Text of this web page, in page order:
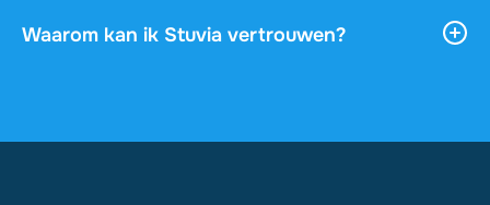
downloaden, en het blijft onbeperkt toegankelijk
Waarom kan ik Stuvia vertrouwen?